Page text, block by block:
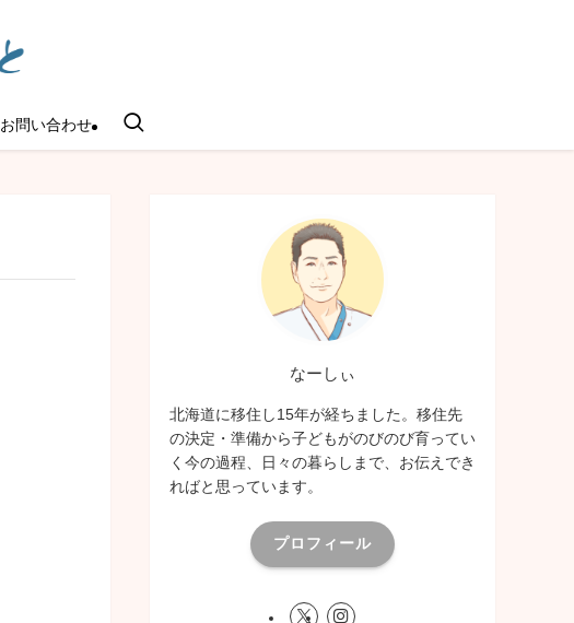
お問い合わせ
なーしぃ
北海道に移住し15年が経ちました。移住先
の決定・準備から子どもがのびのび育ってい
く今の過程、日々の暮らしまで、お伝えでき
ればと思っています。
プロフィール